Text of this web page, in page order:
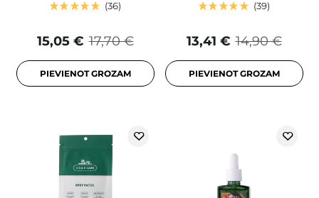
36
17,70 €
15,05 €
PIEVIENOT GROZAM
39
14,90 €
13,41 €
PIEVIENOT GROZAM